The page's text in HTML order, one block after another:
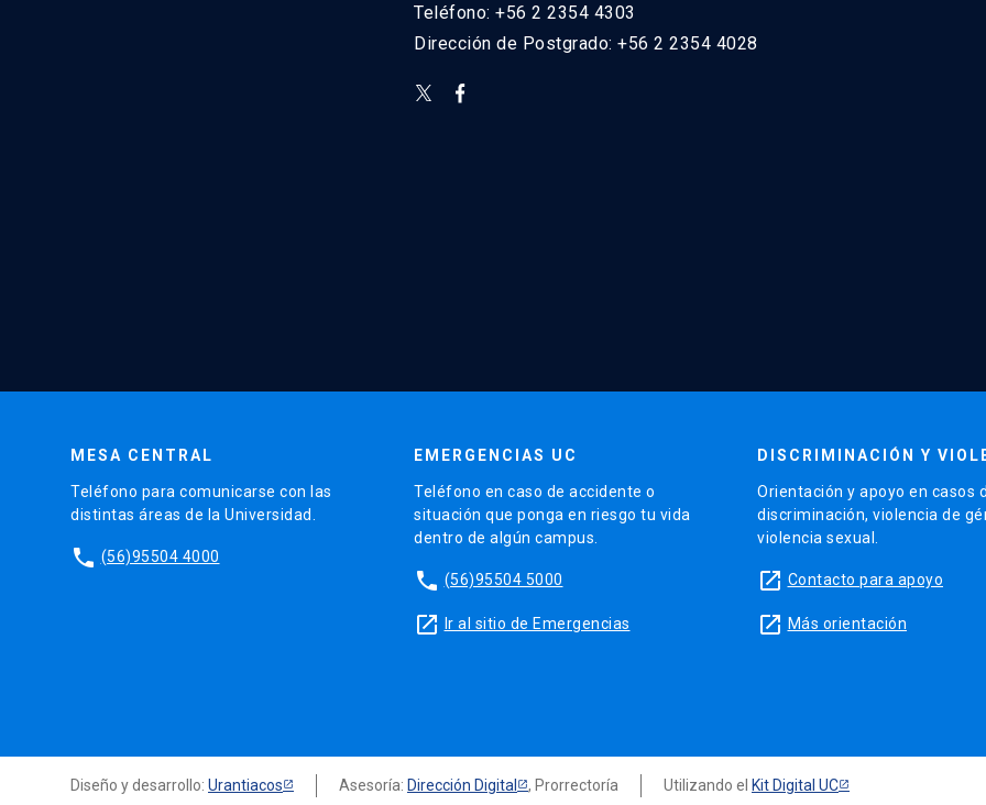
Teléfono: +56 2 2354 4303
Dirección de Postgrado: +56 2 2354 4028
MESA CENTRAL
Teléfono para comunicarse con las
distintas áreas de la Universidad.
phone (56)95504 4000
EMERGENCIAS UC
Teléfono en caso de accidente o
situación que ponga en riesgo tu vida
dentro de algún campus.
phone (56)95504 5000
launch Ir al sitio de Emergencias
DISCRIMINACIÓN Y
Orientación y apoyo en casos
discriminación, violencia de
violencia sexual.
launch Contacto para apoyo
launch Más orientación
Diseño y desarrollo: Urantiacos Asesoría: Dirección Digital , Prorrectoría Utilizando el Kit Digital UC